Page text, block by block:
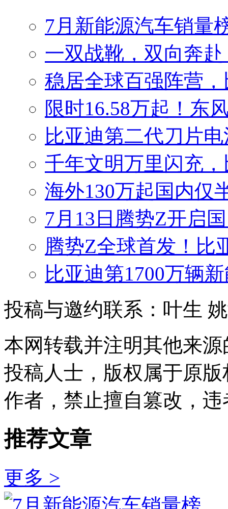
7月新能源汽车销量
一双战靴，双向奔
稳居全球百强阵营
限时16.58万起！东
比亚迪第二代刀片
千年文明万里闪充
海外130万起国内仅
7月13日腾势Z开启
腾势Z全球首发！比
比亚迪第1700万辆
投稿与邀约联系：叶生
本网转载并注明其他来
投稿人士，版权属于原
作者，禁止擅自篡改，
推荐文章
更多 >